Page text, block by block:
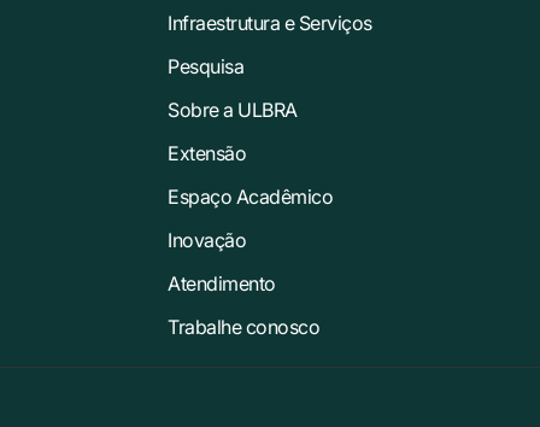
Infraestrutura e Serviços
Pesquisa
Sobre a ULBRA
Extensão
Espaço Acadêmico
Inovação
Atendimento
Trabalhe conosco